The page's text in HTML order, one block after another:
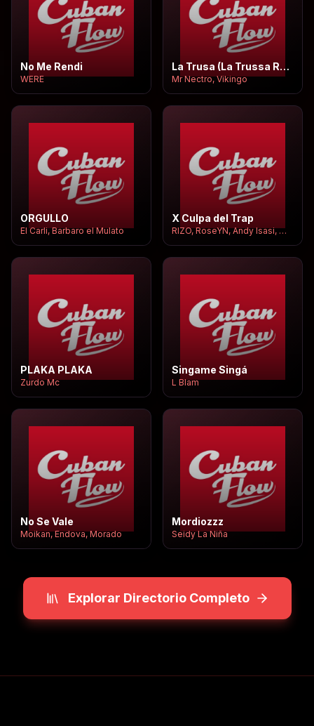
No Me Rendi
WERE
La Trusa (La Trussa Russa)
Mr Nectro, Vikingo
ORGULLO
El Carli, Barbaro el Mulato
X Culpa del Trap
RIZO, RoseYN, Andy Isasi, Mxgen
PLAKA PLAKA
Zurdo Mc
Singame Singá
L Blam
No Se Vale
Moikan, Endova, Morado
Mordiozzz
Seidy La Niña
Explorar Directorio Completo